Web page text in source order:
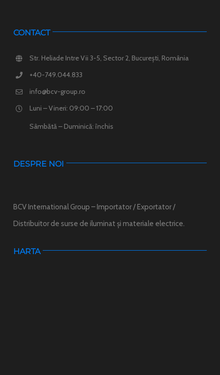
DESPRE NOI
BCV International Group – Importator / Exportator /
Distribuitor de surse de iluminat și materiale electrice.
CONTACT
Str. Heliade Intre Vii 3-5, Sector 2, București, România
+40-749.044.833
info@bcv-group.ro
Luni – Vineri: 09:00 – 17:00
Sâmbătă – Duminică: închis
HARTA